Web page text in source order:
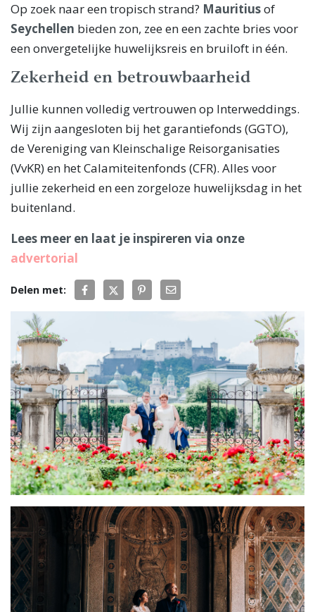
Op zoek naar een tropisch strand? Mauritiusof
Seychellen bieden zon, zee en een zachte bries voor
een onvergetelijke huwelijksreis en bruiloft in één.
Zekerheid en betrouwbaarheid
Jullie kunnen volledig vertrouwen op Interweddings.
Wij zijn aangesloten bij het garantiefonds (GGTO),
de Vereniging van Kleinschalige Reisorganisaties
(VvKR) en het Calamiteitenfonds (CFR). Alles voor
jullie zekerheid en een zorgeloze huwelijksdag in het
buitenland.
Lees meer en laat je inspireren via onze
advertorial
Delen met: